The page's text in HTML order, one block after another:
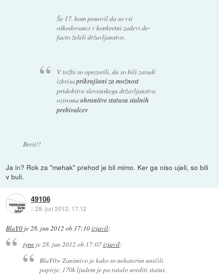
Še 17. bom ponovil da so vsi
oškodovanci v konkretni zadevi de-
facto želeli državljanstvo.
V tožbi so opozorili, da so bili zaradi
izbrisaprikrajšani za možnost
pridobitve slovenskega državljanstva
oziromaohranitve statusa stalnih
prebivalcev
Berii!!
Ja in? Rok za "mehak" prehod je bil mimo. Ker ga niso ujeli, so bili
v buli.
49106
::28. jun 2012, 17:12
BlaY0 je 28. jun 2012 ob 17:10izjavil:
jypeje28. jun 2012 ob 17:07izjavil:
BlaY0> Zanimivo je kako so nekaterim uničili
papirje, 170k ljudem je pa ratalo urediti status.